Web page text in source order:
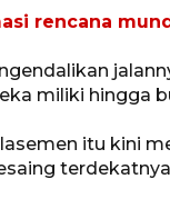
rencana
miliki hingga
itu kini
Ketua